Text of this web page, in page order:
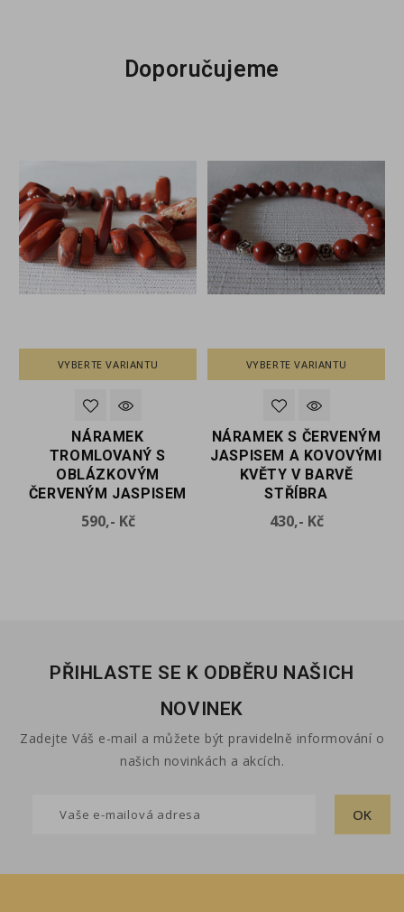
Doporučujeme
VYBERTE VARIANTU
NÁRAMEK
TROMLOVANÝ S
OBLÁZKOVÝM
ČERVENÝM JASPISEM
590,- KčCena
VYBERTE VARIANTU
NÁRAMEK S ČERVENÝM
JASPISEM A KOVOVÝMI
KVĚTY V BARVĚ
STŘÍBRA
430,- KčCena
PŘIHLASTE SE K ODBĚRU NAŠICH
NOVINEK
Zadejte Váš e-mail a můžete být pravidelně informování o
našich novinkách a akcích.